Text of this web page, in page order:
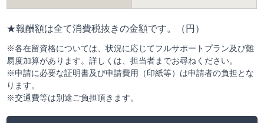
★報酬額は全て消費税抜きの金額です。（円）
※各在留資格については、状況に応じてフルサポートプラン及び難
易度加算があります。詳しくは、担当者までお尋ねください。
※申請に必要な証明書及び申請費用（印紙等）は申請者の負担とな
ります。
※交通費等は別途ご負担頂きます。